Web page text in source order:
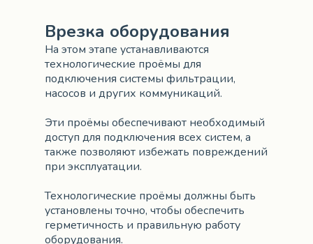
Врезка оборудования
На этом этапе устанавливаются
технологические проёмы для
подключения системы фильтрации,
насосов и других коммуникаций.
Эти проёмы обеспечивают необходимый
доступ для подключения всех систем, а
также позволяют избежать повреждений
при эксплуатации.
Технологические проёмы должны быть
установлены точно, чтобы обеспечить
герметичность и правильную работу
оборудования.